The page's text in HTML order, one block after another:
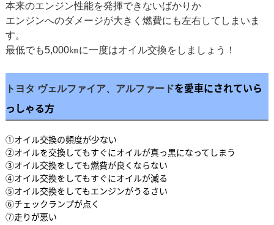
本来のエンジン性能を発揮できないばかりか
エンジンへのダメージが大きく 燃費にも左右してしまいま
す。
最低でも5,000㎞に一度はオイル交換をしましょう！
トヨタ ヴェルファイア、アルファードを愛車にされていら
っしゃる方
①オイル交換の頻度が少ない
②オイルを交換してもすぐにオイルが真っ黒になってしまう
③オイル交換をしても燃費が良くならない
④オイル交換をしてもすぐにオイルが減る
⑤オイル交換をしてもエンジンがうるさい
⑥チェックランプが点く
⑦走りが悪い